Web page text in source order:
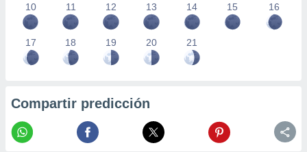
10 11 12 13 14 15 16
17 18 19 20 21
Compartir predicción